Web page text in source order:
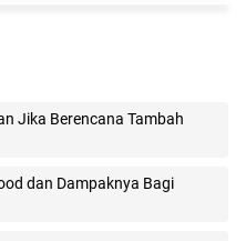
Jika Berencana Tambah
dan Dampaknya Bagi